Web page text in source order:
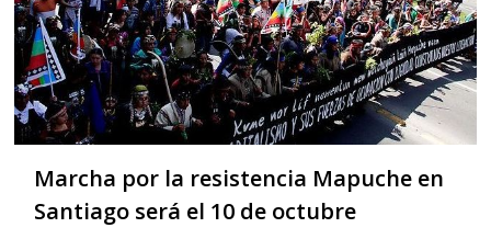
Marcha por la resistencia Mapuche en
Santiago será el 10 de octubre